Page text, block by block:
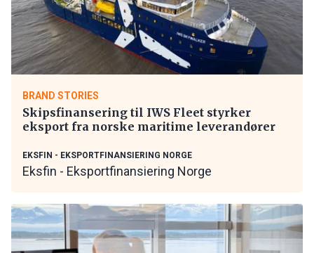
BRAND STORIES
Skipsfinansering til IWS Fleet styrker
eksport fra norske maritime leverandører
EKSFIN - EKSPORTFINANSIERING NORGE
Eksfin - Eksportfinansiering Norge